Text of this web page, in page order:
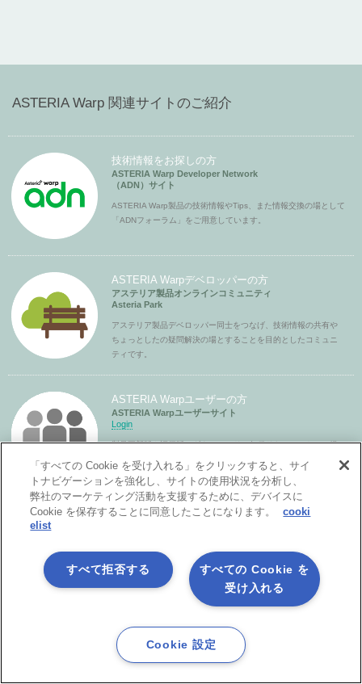
ASTERIA Warp 関連サイトのご紹介
技術情報をお探しの方
ASTERIA Warp Developer Network
（ADN）サイト
ASTERIA Warp製品の技術情報やTips、また情報交換の場として
「ADNフォーラム」をご用意しています。
ASTERIA Warpデベロッパーの方
アステリア製品オンラインコミュニティ
Asteria Park
アステリア製品デベロッパー同士をつなげ、技術情報の共有や
ちょっとしたの疑問解決の場とすることを目的としたコミュニ
ティです。
ASTERIA Warpユーザーの方
ASTERIA Warpユーザーサイト
Login
製品更新版や評価版のダウンロード、各種ドキュメントのご提
供、また 技術的なお問合せもこちらで受付ています。
ASTERIA Warpパートナーの方
パートナーライセンスの発行や各種ドキュメントのご提供をし
ています。
「すべての Cookie を受け入れる」をクリックすると、サイ
トナビゲーションを強化し、サイトの使用状況を分析し、
弊社のマーケティング活動を支援するために、デバイスに
Cookie を保存することに同意したことになります。
cooki
elist
すべての Cookie を
受け入れる
すべて拒否する
Cookie 設定